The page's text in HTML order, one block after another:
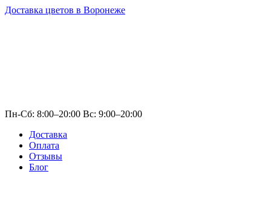
Доставка цветов в Воронеже
Пн-Сб: 8:00–20:00 Вс: 9:00–20:00
Доставка
Оплата
Отзывы
Блог